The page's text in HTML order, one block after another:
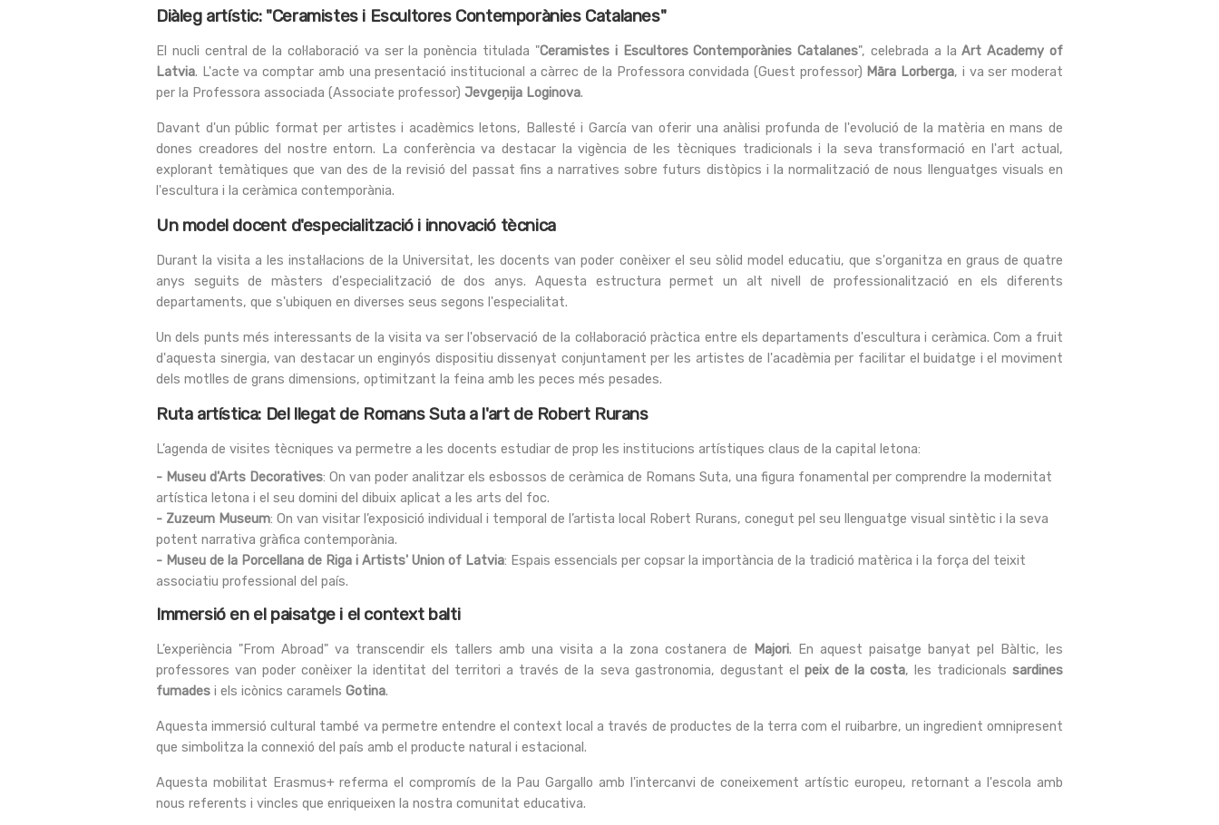
Diàleg artístic: "Ceramistes i Escultores Contemporànies Catalanes"
El nucli central de la col·laboració va ser la ponència titulada "Ceramistes i Escultores Contemporànies Catalanes", celebrada a laArt Academy of
Latvia. L'acte va comptar amb una presentació institucional a càrrec de la Professora convidada (Guest professor) Māra Lorberga, i va ser moderat
per la Professora associada (Associate professor) Jevgeņija Loginova.
Davant d'un públic format per artistes i acadèmics letons, Ballesté i García van oferir una anàlisi profunda de l'evolució de la matèria en mans de
dones creadores del nostre entorn. La conferència va destacar la vigència de les tècniques tradicionals i la seva transformació en l'art actual,
explorant temàtiques que van des de la revisió del passat fins a narratives sobre futurs distòpics i la normalització de nous llenguatges visuals en
l'escultura i la ceràmica contemporània.
Un model docent d'especialització i innovació tècnica
Durant la visita a les instal·lacions de la Universitat, les docents van poder conèixer el seu sòlid model educatiu, que s'organitza en graus de quatre
anys seguits de màsters d'especialització de dos anys. Aquesta estructura permet un alt nivell de professionalització en els diferents
departaments, que s'ubiquen en diverses seus segons l'especialitat.
Un dels punts més interessants de la visita va ser l'observació de la col·laboració pràctica entre els departaments d'escultura i ceràmica. Com a fruit
d'aquesta sinergia, van destacar un enginyós dispositiu dissenyat conjuntament per les artistes de l'acadèmia per facilitar el buidatge i el moviment
dels motlles de grans dimensions, optimitzant la feina amb les peces més pesades.
Ruta artística: Del llegat de Romans Suta a l'art de Robert Rurans
L’agenda de visites tècniques va permetre a les docents estudiar de prop les institucions artístiques claus de la capital letona:
- Museu d'Arts Decoratives: On van poder analitzar els esbossos de ceràmica de Romans Suta, una figura fonamental per comprendre la modernitat
artística letona i el seu domini del dibuix aplicat a les arts del foc.
- Zuzeum Museum: On van visitar l’exposició individual i temporal de l’artista local Robert Rurans, conegut pel seu llenguatge visual sintètic i la seva
potent narrativa gràfica contemporània.
- Museu de la Porcellana de Riga i Artists' Union of Latvia: Espais essencials per copsar la importància de la tradició matèrica i la força del teixit
associatiu professional del país.
Immersió en el paisatge i el context balti
L’experiència "From Abroad" va transcendir els tallers amb una visita a la zona costanera de Majori. En aquest paisatge banyat pel Bàltic, les
professores van poder conèixer la identitat del territori a través de la seva gastronomia, degustant el peix de la costa, les tradicionalssardines
fumades i els icònics caramels Gotina.
Aquesta immersió cultural també va permetre entendre el context local a través de productes de la terra com el ruibarbre, un ingredient omnipresent
que simbolitza la connexió del país amb el producte natural i estacional.
Aquesta mobilitat Erasmus+ referma el compromís de la Pau Gargallo amb l'intercanvi de coneixement artístic europeu, retornant a l'escola amb
nous referents i vincles que enriqueixen la nostra comunitat educativa.